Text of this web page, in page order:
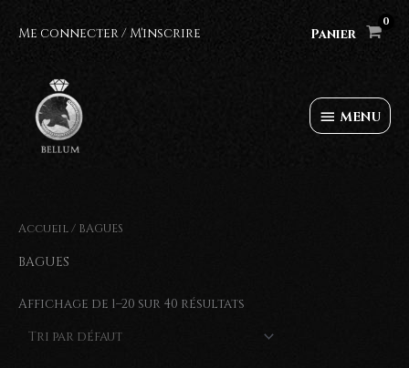
Me connecter / M'inscrire Panier
MENU
MENU
Accueil/ BAGUES
BAGUES
Affichage de 1–20 sur 40 résultats